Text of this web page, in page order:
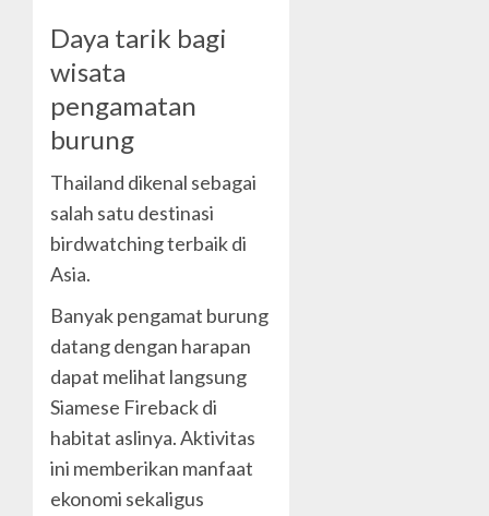
Daya tarik bagi
wisata
pengamatan
burung
Thailand dikenal sebagai
salah satu destinasi
birdwatching terbaik di
Asia.
Banyak pengamat burung
datang dengan harapan
dapat melihat langsung
Siamese Fireback di
habitat aslinya. Aktivitas
ini memberikan manfaat
ekonomi sekaligus